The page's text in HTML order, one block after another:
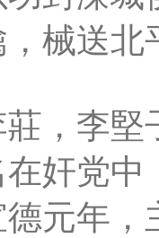
械送北
，李堅
在奸党
元年，